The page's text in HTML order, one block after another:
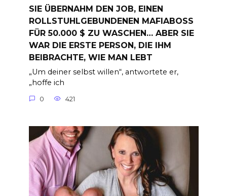
SIE ÜBERNAHM DEN JOB, EINEN
ROLLSTUHLGEBUNDENEN MAFIABOSS
FÜR 50.000 $ ZU WASCHEN… ABER SIE
WAR DIE ERSTE PERSON, DIE IHM
BEIBRACHTE, WIE MAN LEBT
„Um deiner selbst willen“, antwortete er,
„hoffe ich
0 421